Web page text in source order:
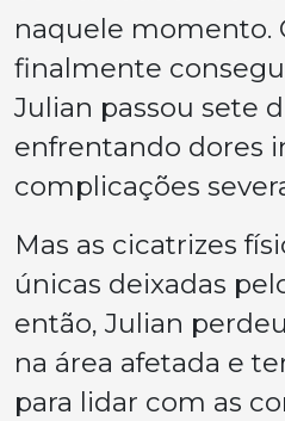
naquele momento.
finalmente
Julian passou sete
enfrentando dores
complicações
Mas as cicatrizes
únicas deixadas
então, Julian
na área afetada e
para lidar com as